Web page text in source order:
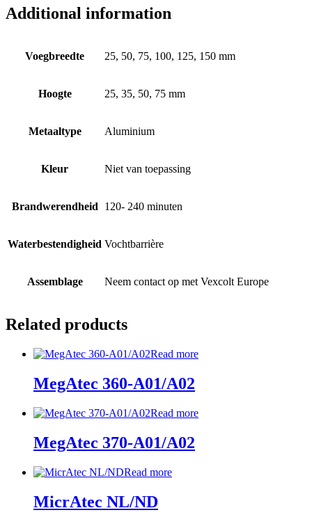
Additional information
Voegbreedte 25, 50, 75, 100, 125, 150 mm
Hoogte 25, 35, 50, 75 mm
Metaaltype Aluminium
Kleur Niet van toepassing
Brandwerendheid 120- 240 minuten
Waterbestendigheid Vochtbarrière
Assemblage Neem contact op met Vexcolt Europe
Related products
Read more
MegAtec 360-A01/A02
Read more
MegAtec 370-A01/A02
Read more
MicrAtec NL/ND